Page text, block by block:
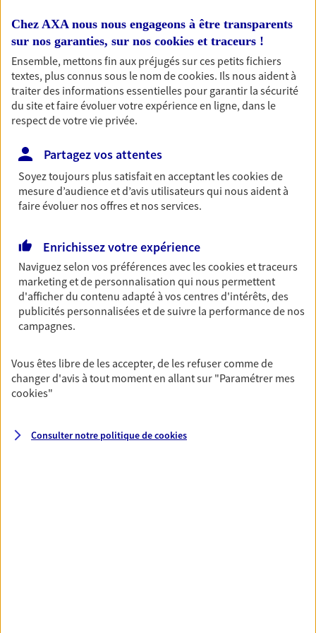
ou grande lectrice… personne n'est à l'abri d'un
accident du quotidien. Avec Ma Protection
Accident, protégez votre qualité de vie et vos
revenus.
Découvrir l'offre Garantie Accidents de la Vie
OBTENIR UN TARIF EN LIGNE
Assurance vie
Réalisez vos projets grâce à votre Assurance vie :
achat immobilier, études des enfants ou voyage
simplement, selon votre profil.
Découvrir l'offre Assurance vie
NOUS CONTACTER
Chez AXA nous nous engageons à être transparents
sur nos garanties, sur nos cookies et traceurs !
Ensemble, mettons fin aux préjugés sur ces petits fichiers
textes, plus connus sous le nom decookies. Ils nous aident à
traiter des informations essentielles pour garantir la sécurité
du site et faire évoluer votre expérience en ligne, dans le
respect de votre vie privée.
Partagez vos attentes
Soyez toujours plus satisfait en acceptant lescookiesde
mesure d’audience et d’avis utilisateurs qui nous aident à
faire évoluer nos offres et nos services.
Enrichissez votre expérience
Naviguez selon vos préférences avec lescookies et traceurs
marketing et de personnalisation qui nous permettent
d'afficher du contenu adapté à vos centres d'intérêts, des
publicités personnalisées et de suivre la performance de nos
campagnes.
Vous êtes libre de les accepter, de les refuser comme de
changer d'avis à tout moment en allant sur "Paramétrer mes
cookies"
Consulter notre politique decookies